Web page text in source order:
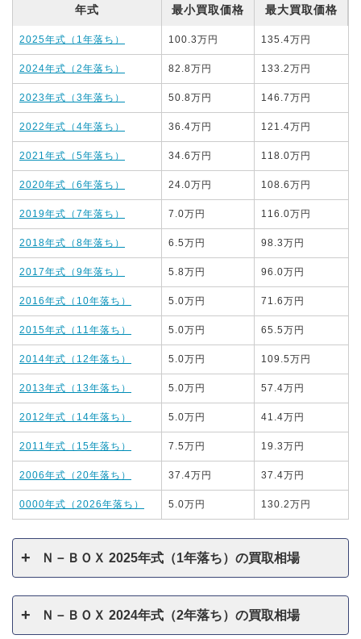
年式 最小買取価格 最大買取価格
2025年式（1年落ち） 100.3万円 135.4万円
2024年式（2年落ち） 82.8万円 133.2万円
2023年式（3年落ち） 50.8万円 146.7万円
2022年式（4年落ち） 36.4万円 121.4万円
2021年式（5年落ち） 34.6万円 118.0万円
2020年式（6年落ち） 24.0万円 108.6万円
2019年式（7年落ち） 7.0万円 116.0万円
2018年式（8年落ち） 6.5万円 98.3万円
2017年式（9年落ち） 5.8万円 96.0万円
2016年式（10年落ち） 5.0万円 71.6万円
2015年式（11年落ち） 5.0万円 65.5万円
2014年式（12年落ち） 5.0万円 109.5万円
2013年式（13年落ち） 5.0万円 57.4万円
2012年式（14年落ち） 5.0万円 41.4万円
2011年式（15年落ち） 7.5万円 19.3万円
2006年式（20年落ち） 37.4万円 37.4万円
0000年式（2026年落ち） 5.0万円 130.2万円
Ｎ－ＢＯＸ 2025年式（1年落ち）の買取相場
Ｎ－ＢＯＸ 2024年式（2年落ち）の買取相場